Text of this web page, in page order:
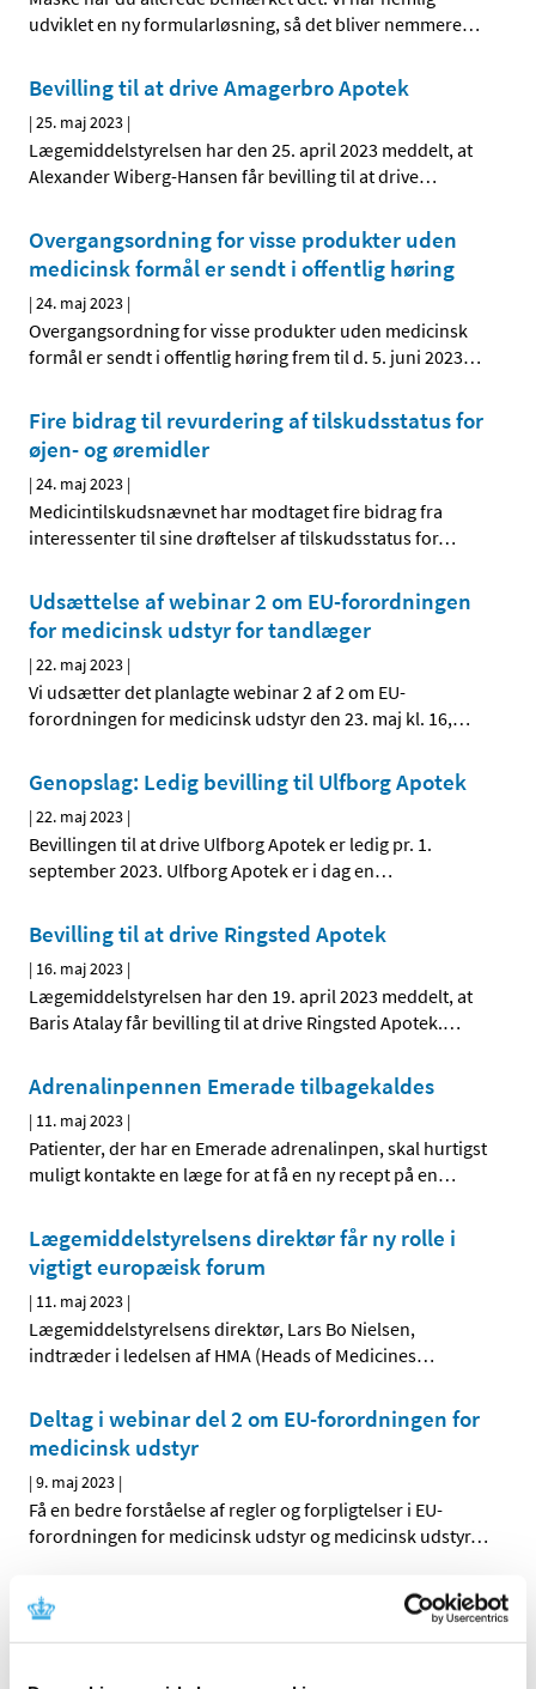
udviklet en ny formularløsning, så det bliver nemmere…
Bevilling til at drive Amagerbro Apotek
|25. maj 2023 |
Lægemiddelstyrelsen har den 25. april 2023 meddelt, at
Alexander Wiberg-Hansen får bevilling til at drive…
Overgangsordning for visse produkter uden
medicinsk formål er sendt i offentlig høring
|24. maj 2023 |
Overgangsordning for visse produkter uden medicinsk
formål er sendt i offentlig høring frem til d. 5. juni 2023…
Fire bidrag til revurdering af tilskudsstatus for
øjen- og øremidler
|24. maj 2023 |
Medicintilskudsnævnet har modtaget fire bidrag fra
interessenter til sine drøftelser af tilskudsstatus for…
Udsættelse af webinar 2 om EU-forordningen
for medicinsk udstyr for tandlæger
|22. maj 2023 |
Vi udsætter det planlagte webinar 2 af 2 om EU-
forordningen for medicinsk udstyr den 23. maj kl. 16,…
Genopslag: Ledig bevilling til Ulfborg Apotek
|22. maj 2023 |
Bevillingen til at drive Ulfborg Apotek er ledig pr. 1.
september 2023. Ulfborg Apotek er i dag en…
Bevilling til at drive Ringsted Apotek
| 16. maj 2023 |
Lægemiddelstyrelsen har den 19. april 2023 meddelt, at
Baris Atalay får bevilling til at drive Ringsted Apotek.…
Adrenalinpennen Emerade tilbagekaldes
| 11. maj 2023 |
Patienter, der har en Emerade adrenalinpen, skal hurtigst
muligt kontakte en læge for at få en ny recept på en…
Lægemiddelstyrelsens direktør får ny rolle i
vigtigt europæisk forum
| 11. maj 2023 |
Lægemiddelstyrelsens direktør, Lars Bo Nielsen,
indtræder i ledelsen af HMA (Heads of Medicines…
Deltag i webinar del 2 om EU-forordningen for
medicinsk udstyr
|9. maj 2023 |
Få en bedre forståelse af regler og forpligtelser i EU-
forordningen for medicinsk udstyr og medicinsk udstyr…
Covid-19-vacciners sikkerhed vurderes
fortløbende